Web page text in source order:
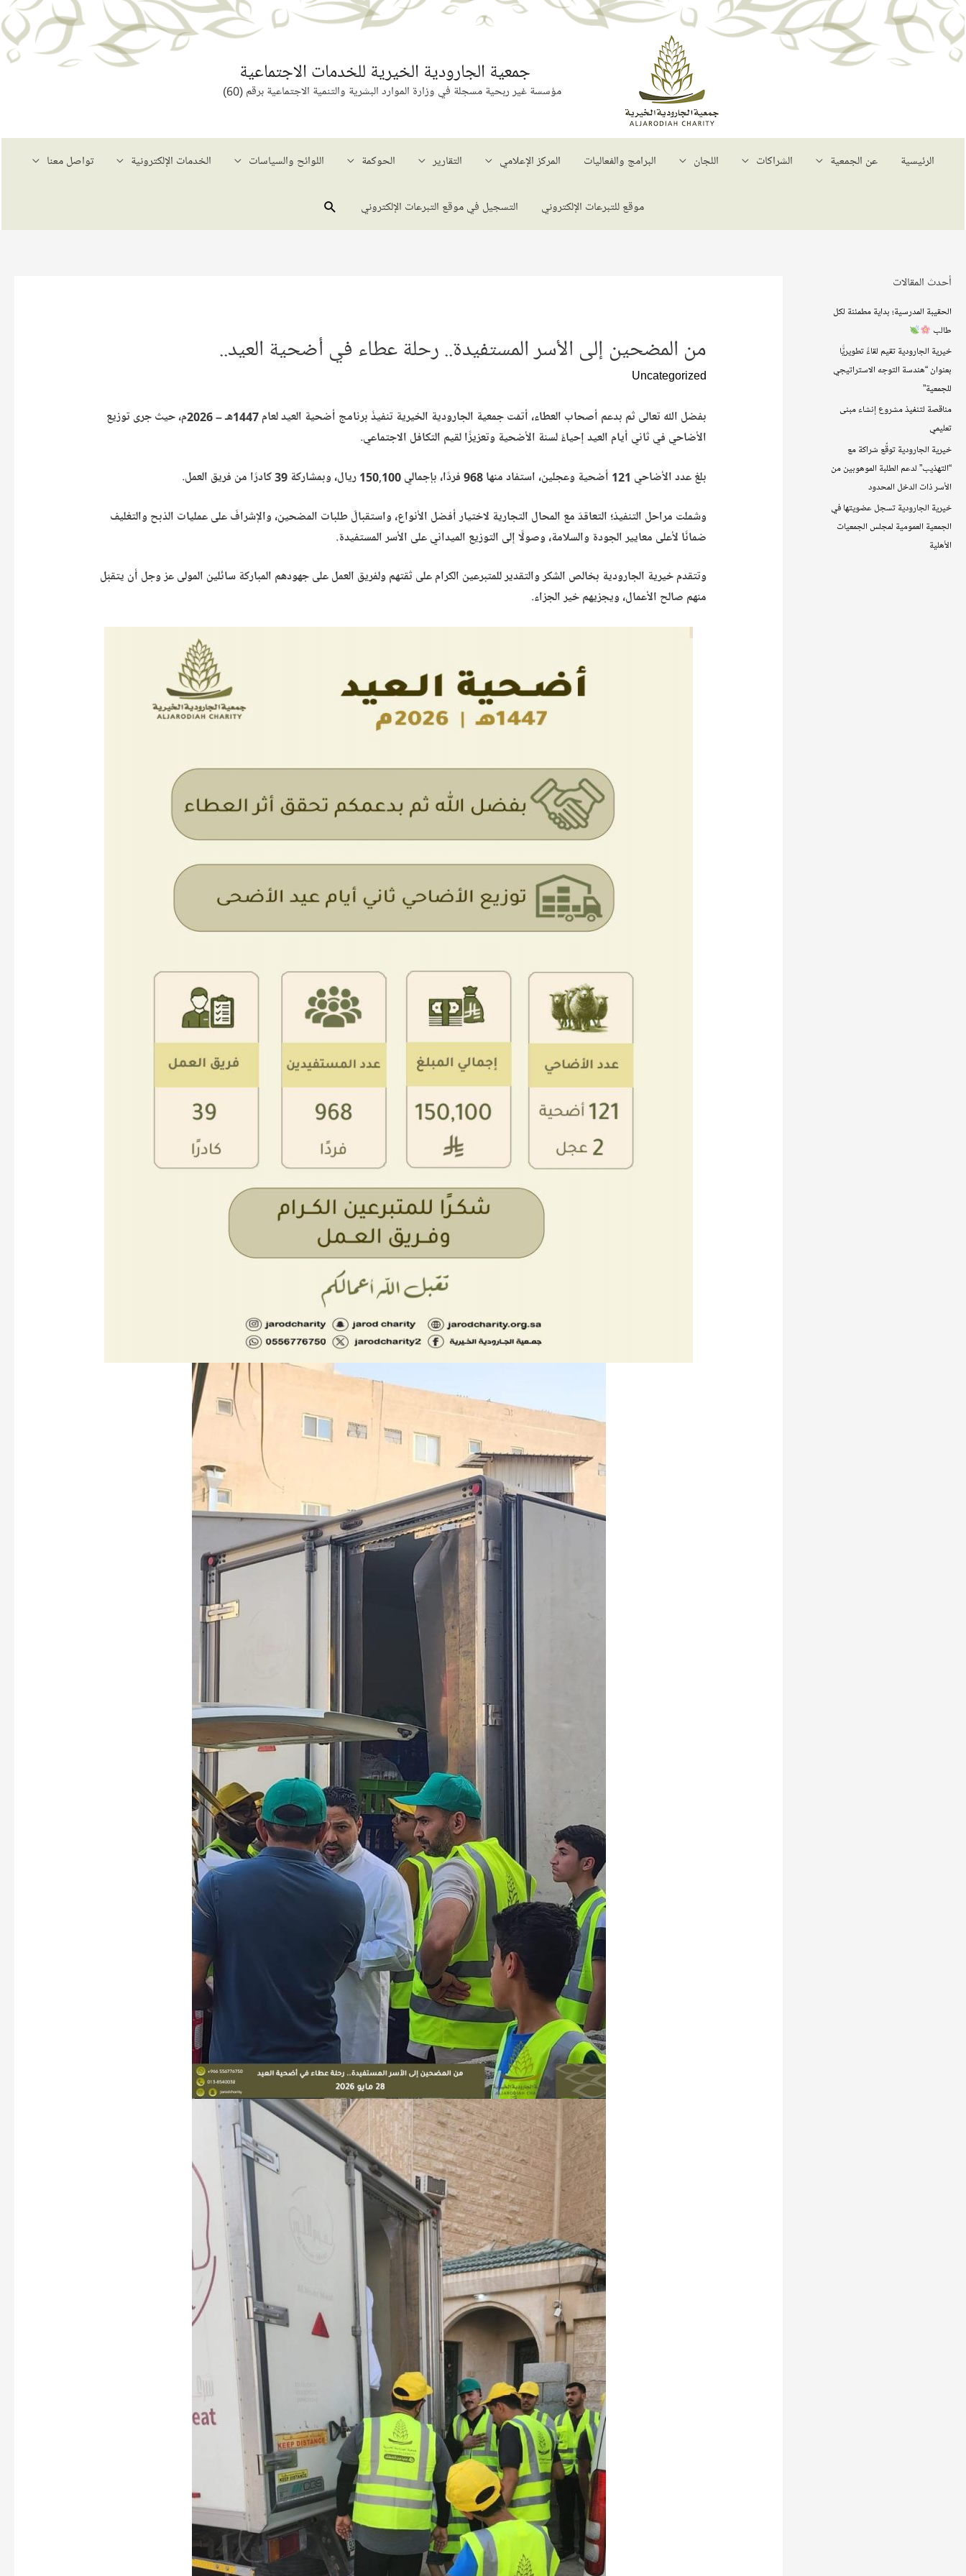
جمعية الجارودية الخيرية للخدمات الاجتماعية
مؤسسة غير ربحية مسجلة في وزارة الموارد البشرية والتنمية الاجتماعية برقم (60)
الرئيسية عن الجمعية الشراكات اللجان البرامج​ والفعاليات المركز الإعلامي التقارير الحوكمة اللوائح والسياسات الخدمات الإلكترونية تواصل معنا
موقع للتبرعات الإلكتروني التسجيل في موقع التبرعات الإلكتروني البحث
أحدث المقالات
الحقيبة المدرسية؛ بداية مطمئنة لكل
طالب
خيرية الجارودية تقيم لقاءً تطويريًّا
بعنوان “هندسة التوجه الاستراتيجي
للجمعية”
مناقصة لتنفيذ مشروع إنشاء مبنى
تعليمي
خيرية الجارودية توقّع شراكة مع
“التهذيب” لدعم الطلبة الموهوبين من
الأسر ذات الدخل المحدود
خيرية الجارودية تسجل عضويتها في
الجمعية العمومية لمجلس الجمعيات
الأهلية
من المضحين إلى الأسر المستفيدة.. رحلة عطاء في أضحية العيد..
Uncategorized
بفضل الله تعالى ثم بدعم أصحاب العطاء، أتمّت جمعية الجارودية الخيرية تنفيذَ برنامج أضحية العيد لعام 1447هـ – 2026م، حيث جرى توزيع
الأضاحي في ثاني أيام العيد إحياءً لسنة الأضحية وتعزيزًا لقيم التكافل الاجتماعي.
بلغ عدد الأضاحي 121 أضحية وعجلين، استفاد منها 968 فردًا، بإجمالي 150,100 ريال، وبمشاركة 39 كادرًا من فريق العمل.
وشملت مراحل التنفيذ؛ التعاقدَ مع المحال التجارية لاختيار أفضل الأنواع، واستقبالَ طلبات المضحين، والإشرافَ على عمليات الذبح والتغليف
ضمانًا لأعلى معايير الجودة والسلامة، وصولًا إلى التوزيع الميداني على الأسر المستفيدة.
وتتقدم خيرية الجارودية بخالص الشكر والتقدير للمتبرعين الكرام على ثقتهم ولفريق العمل على جهودهم المباركة سائلين المولى عز وجل أن يتقبّل
منهم صالح الأعمال، ويجزيهم خير الجزاء.